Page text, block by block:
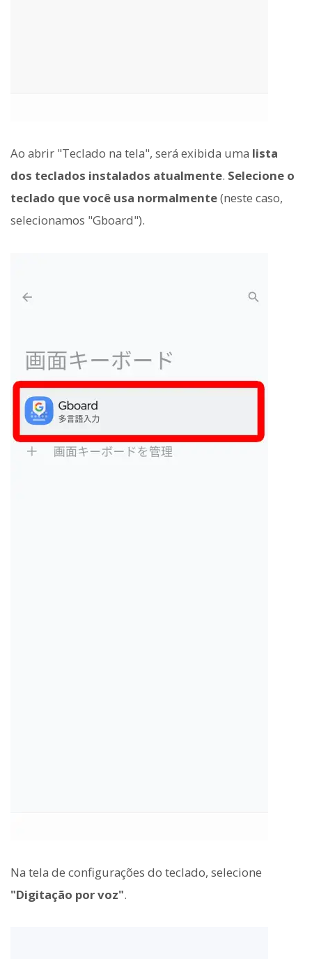
Ao abrir "Teclado na tela", será exibida uma lista
dos teclados instalados atualmente. Selecione o
teclado que você usa normalmente(neste caso,
selecionamos "Gboard").
Na tela de configurações do teclado, selecione
"Digitação por voz".